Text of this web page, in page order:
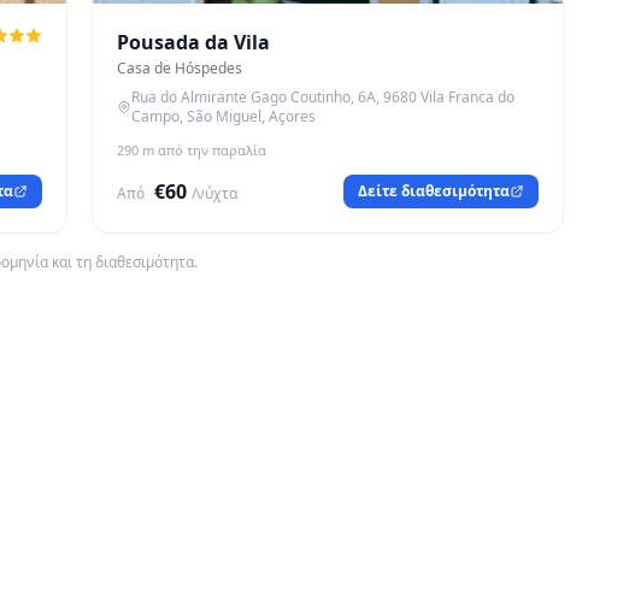
Pousada da Vila
Casa de Hóspedes
Rua do Almirante Gago Coutinho, 6A, 9680 Vila Franca do
Campo, São Miguel, Açores
290 m από την παραλία
Από €60 /νύχτα Δείτε διαθεσιμότητα
και τη διαθεσιμότητα.